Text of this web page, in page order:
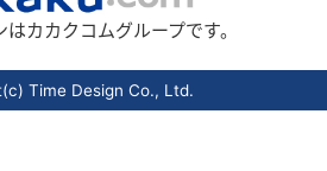
カカクコムグループです。
Time Design Co., Ltd.